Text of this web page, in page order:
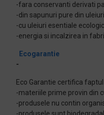
-fara conservanti derivati
-din sapunuri pure din
-cu uleiuri esentiale
-energia si incalzirea in
-
Ecogarantie
Eco Garantie certifica faptul
-materiile prime provin din
-produsele nu contin